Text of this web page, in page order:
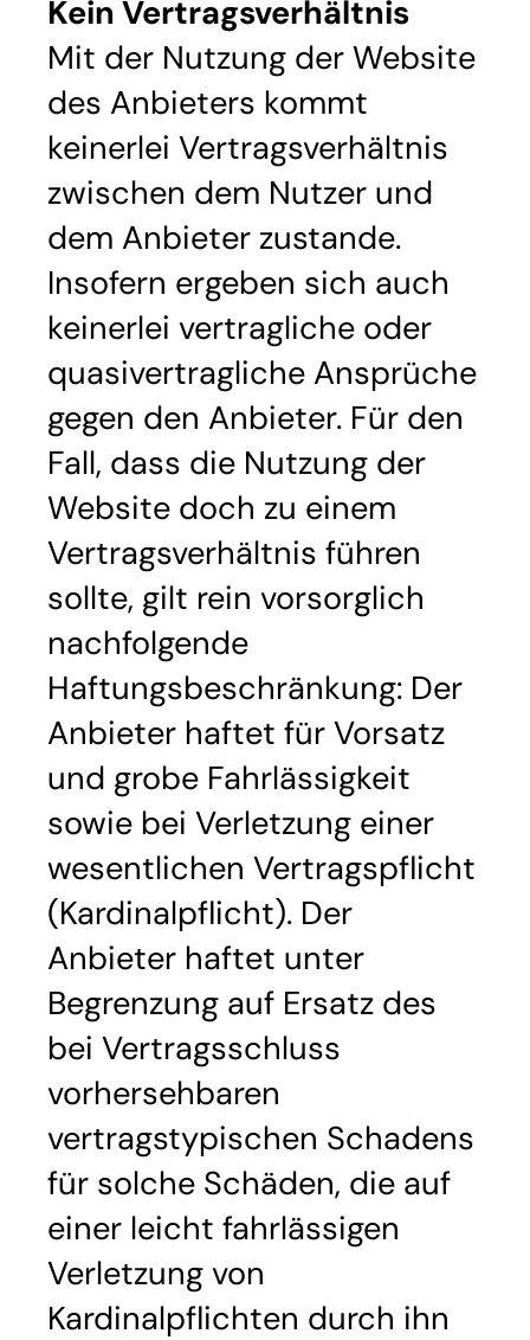
Kein Vertragsverhältnis
Mit der Nutzung der Website
des Anbieters kommt
keinerlei Vertragsverhältnis
zwischen dem Nutzer und
dem Anbieter zustande.
Insofern ergeben sich auch
keinerlei vertragliche oder
quasivertragliche Ansprüche
gegen den Anbieter. Für den
Fall, dass die Nutzung der
Website doch zu einem
Vertragsverhältnis führen
sollte, gilt rein vorsorglich
nachfolgende
Haftungsbeschränkung: Der
Anbieter haftet für Vorsatz
und grobe Fahrlässigkeit
sowie bei Verletzung einer
wesentlichen Vertragspflicht
(Kardinalpflicht). Der
Anbieter haftet unter
Begrenzung auf Ersatz des
bei Vertragsschluss
vorhersehbaren
vertragstypischen Schadens
für solche Schäden, die auf
einer leicht fahrlässigen
Verletzung von
Kardinalpflichten durch ihn